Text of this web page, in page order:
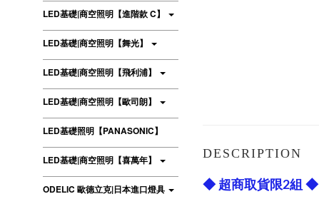
LED基礎|商空照明【進階款 C】
LED基礎|商空照明【舞光】
LED基礎|商空照明【飛利浦】
LED基礎|商空照明【歐司朗】
LED基礎照明【PANASONIC】
LED基礎|商空照明【喜萬年】
ODELIC 歐德立克|日本進口燈具
DESCRIPTION
◆ 超商取貨限2組 ◆